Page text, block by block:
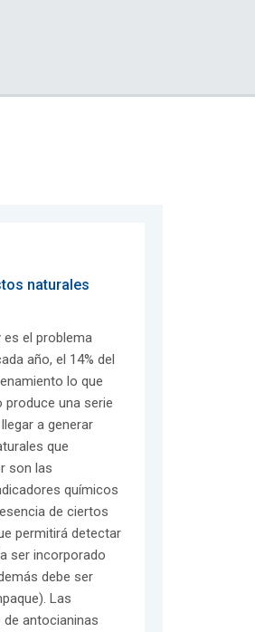
naturales
el problema
año, el 14% del
lo que
produce una serie
a generar
que
son las
químicos
de ciertos
permitirá detectar
ser incorporado
debe ser
Las
antocianinas